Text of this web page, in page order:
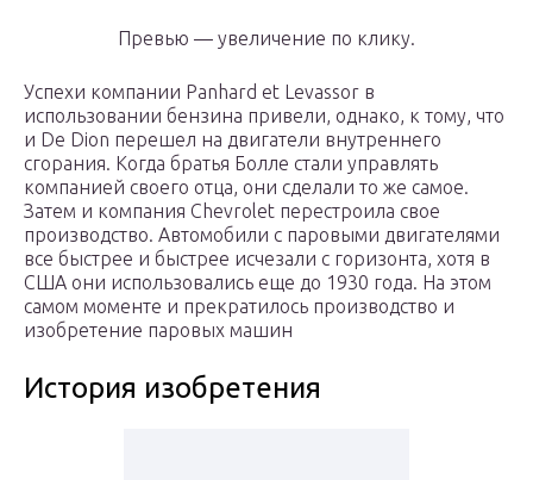
Превью — увеличение по клику.
Успехи компании Panhard et Levassor в
использовании бензина привели, однако, к тому, что
и De Dion перешел на двигатели внутреннего
сгорания. Когда братья Болле стали управлять
компанией своего отца, они сделали то же самое.
Затем и компания Chevrolet перестроила свое
производство. Автомобили с паровыми двигателями
все быстрее и быстрее исчезали с горизонта, хотя в
США они использовались еще до 1930 года. На этом
самом моменте и прекратилось производство и
изобретение паровых машин
История изобретения